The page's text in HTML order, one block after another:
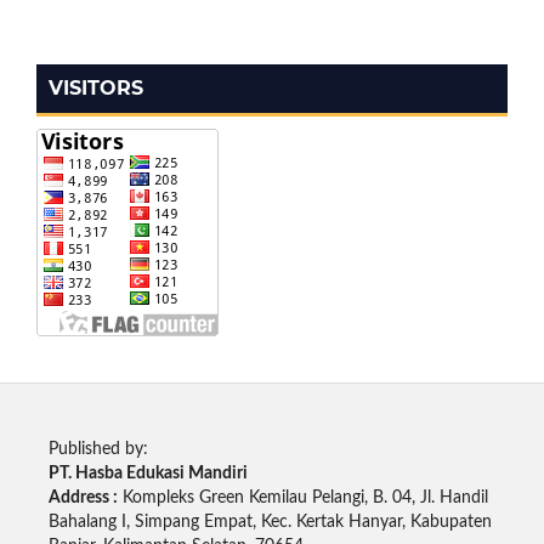
VISITORS
Published by:
PT. Hasba Edukasi Mandiri
Address : Kompleks Green Kemilau Pelangi, B. 04, Jl. Handil
Bahalang I, Simpang Empat, Kec. Kertak Hanyar, Kabupaten